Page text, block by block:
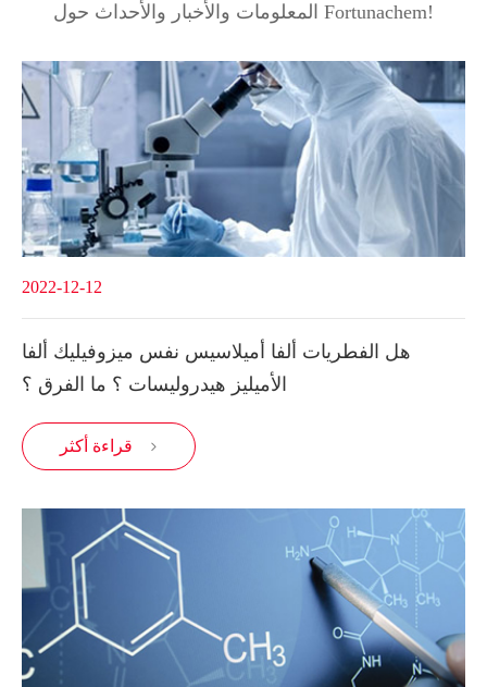
المعلومات والأخبار والأحداث حول Fortunachem!
2022-12-12
هل الفطريات ألفا أميلاسيس نفس ميزوفيليك ألفا
الأميليز هيدروليسات ؟ ما الفرق ؟
قراءة أكثر 